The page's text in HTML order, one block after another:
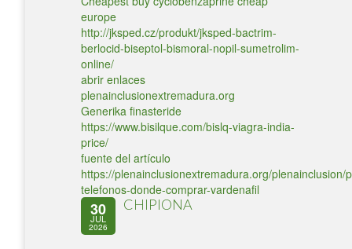
europe
http://jksped.cz/produkt/jksped-bactrim-
berlocid-biseptol-bismoral-nopil-sumetrolim-
online/
abrir enlaces
plenainclusionextremadura.org
Generika finasteride
https://www.bisilque.com/bislq-viagra-india-
price/
fuente del artículo
https://plenainclusionextremadura.org/plenainclusion/
telefonos-donde-comprar-vardenafil
30
JUL
2026
CHIPIONA